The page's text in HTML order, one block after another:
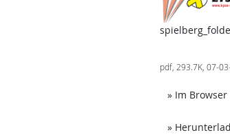
unter Umständen nicht barrierefreie Inhalte!
Umständen nicht barrierefreie Inhalte!
pdf, 293.7K, 07-
» Im
»